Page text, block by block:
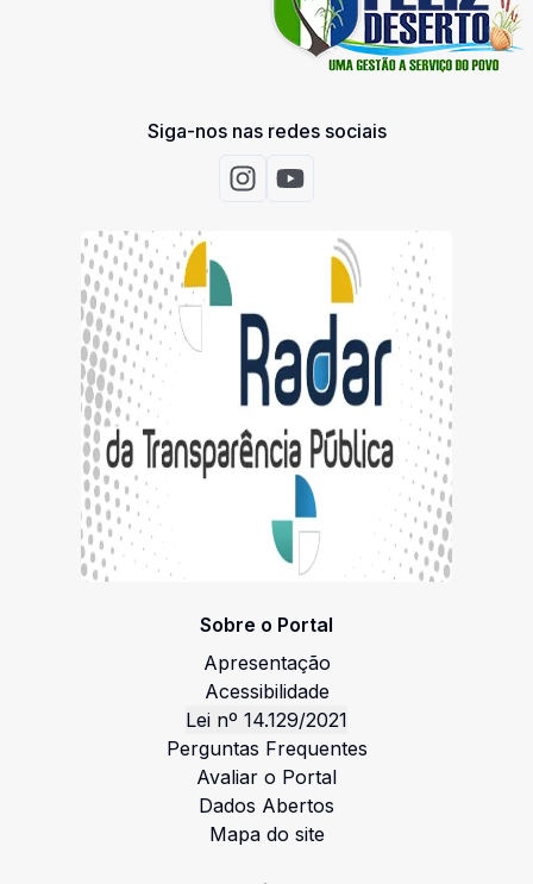
Siga-nos nas redes sociais
Acessar Instagram
Acessar Youtube
Sobre o Portal
Apresentação
Acessibilidade
Lei nº 14.129/2021
Perguntas Frequentes
Avaliar o Portal
Dados Abertos
Mapa do site